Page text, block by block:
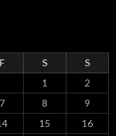
F S
S
1
2
7 8
9
15
16